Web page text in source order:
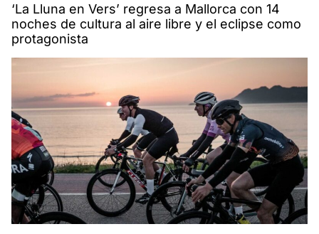
‘La Lluna en Vers’ regresa a Mallorca con 14
noches de cultura al aire libre y el eclipse como
protagonista